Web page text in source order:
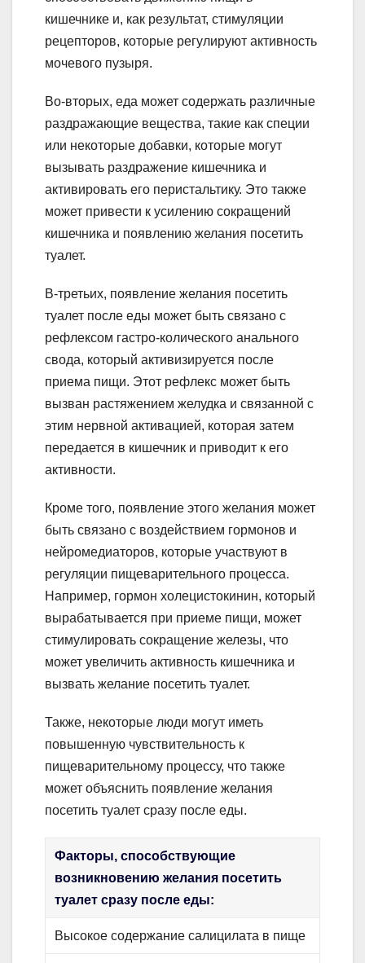
кишечнике и, как результат, стимуляции
рецепторов, которые регулируют активность
мочевого пузыря.
Во-вторых, еда может содержать различные
раздражающие вещества, такие как специи
или некоторые добавки, которые могут
вызывать раздражение кишечника и
активировать его перистальтику. Это также
может привести к усилению сокращений
кишечника и появлению желания посетить
туалет.
В-третьих, появление желания посетить
туалет после еды может быть связано с
рефлексом гастро-колического анального
свода, который активизируется после
приема пищи. Этот рефлекс может быть
вызван растяжением желудка и связанной с
этим нервной активацией, которая затем
передается в кишечник и приводит к его
активности.
Кроме того, появление этого желания может
быть связано с воздействием гормонов и
нейромедиаторов, которые участвуют в
регуляции пищеварительного процесса.
Например, гормон холецистокинин, который
вырабатывается при приеме пищи, может
стимулировать сокращение железы, что
может увеличить активность кишечника и
вызвать желание посетить туалет.
Также, некоторые люди могут иметь
повышенную чувствительность к
пищеварительному процессу, что также
может объяснить появление желания
посетить туалет сразу после еды.
Факторы, способствующие
возникновению желания посетить
туалет сразу после еды:
Высокое содержание салицилата в пище